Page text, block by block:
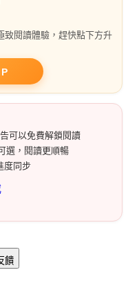
致閱讀體驗，趕快點下方升
可以免費解鎖閱讀
選，閱讀更順暢
度同步
饋